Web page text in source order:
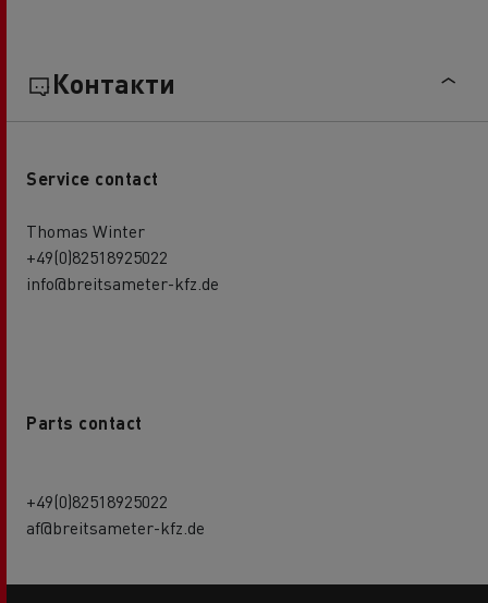
Контакти
Service contact
Thomas Winter
+49(0)82518925022
info@breitsameter-kfz.de
Parts contact
+49(0)82518925022
af@breitsameter-kfz.de